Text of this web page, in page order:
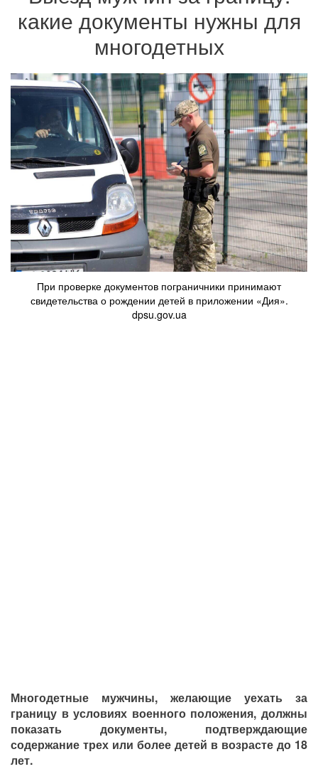
какие документы нужны для
многодетных
При проверке документов пограничники принимают
свидетельства о рождении детей в приложении «Дия».
dpsu.gov.ua
Многодетные мужчины, желающие уехать за
границу в условиях военного положения, должны
показать документы, подтверждающие
содержание трех или более детей в возрасте до 18
лет.